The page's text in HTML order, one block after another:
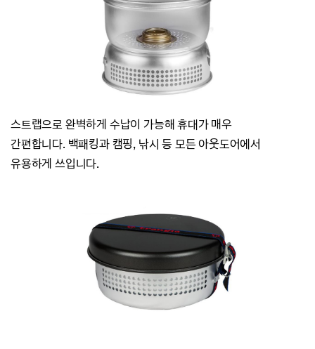
스트랩으로 완벽하게 수납이 가능해 휴대가 매우
간편합니다. 백패킹과 캠핑, 낚시 등 모든 아웃도어에서
유용하게 쓰입니다.